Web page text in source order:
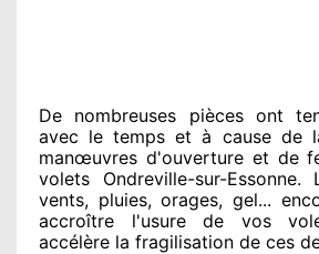
De nombreuses pièces ont
avec le temps et à causede
manœuvres d'ouverture et de
volets Ondreville-sur-Essonne.
vents, pluies, orages, gel...
accroître l'usure de vos
accélère la fragilisation de ces